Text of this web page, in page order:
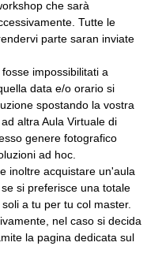
che sarà
Tutte le
parte saran inviate
impossibilitati a
data e/o orario si
spostando la vostra
altra Aula Virtuale di
genere fotografico
ad hoc.
inoltre acquistare un'aula
si preferisce una totale
a tu per tu col master.
nel caso si decida
la pagina dedicata sul